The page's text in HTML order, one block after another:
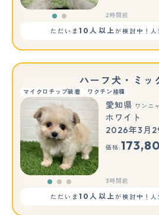
2時間前
ただいま10人以上が検討中！人
ハーフ犬・ミッ
マイクロチップ装着 ワクチン接種
愛知県 ワンニ
ホワイト
2026年3月
価格:
3時間前
ただいま10人以上が検討中！人